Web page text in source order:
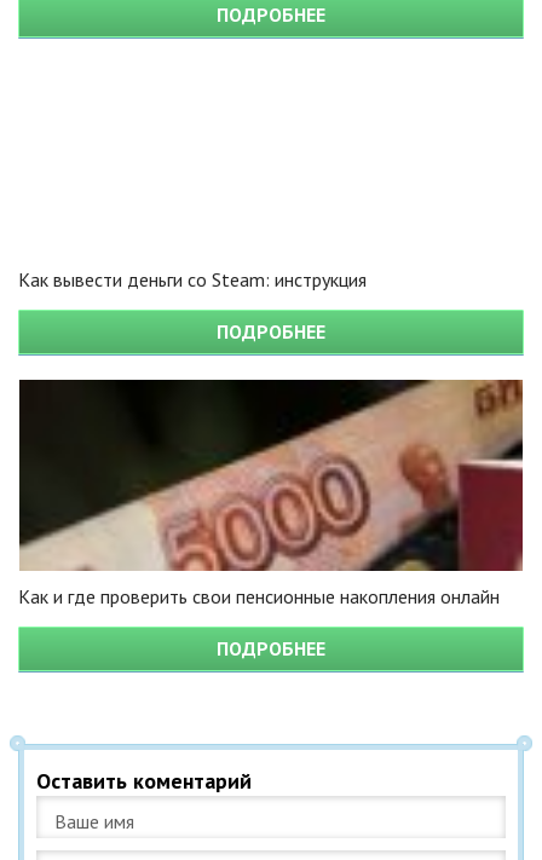
ПОДРОБНЕЕ
Как вывести деньги со Steam: инструкция
ПОДРОБНЕЕ
Как и где проверить свои пенсионные накопления онлайн
ПОДРОБНЕЕ
Оставить коментарий